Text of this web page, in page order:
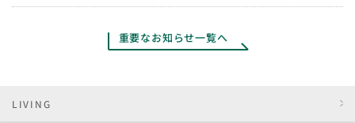
重要なお知らせ一覧へ
LIVING